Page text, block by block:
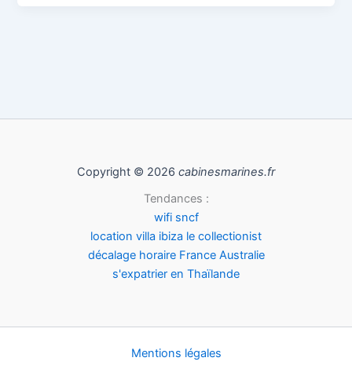
Copyright © 2026 cabinesmarines.fr
Tendances :
wifi sncf
location villa ibiza le collectionist
décalage horaire France Australie
s'expatrier en Thaïlande
Mentions légales